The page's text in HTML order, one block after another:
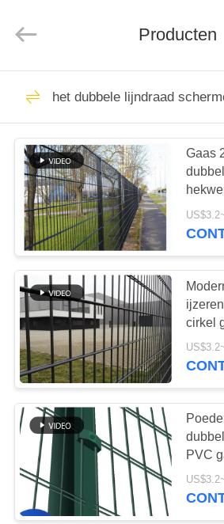
HUIS
PRODUCTEN
VR-
SHOW
ONGEVEER
ONS
FABRIEKSREIS
CONTACTEER
ONS
NIEUWS
mesh
products
de
de
Metaal
Verpakking
Metaal
Verpakking
Producten
het dubbele lijndraad
Gaas
gaas
cirkel
Gate
PVC